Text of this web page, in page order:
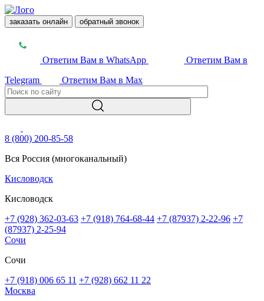
заказать онлайн обратный звонок
Ответим Вам в WhatsApp
Ответим Вам в
Telegram
Ответим Вам в Max
8 (800) 200-85-58
Вся Россия (многоканальный)
Кисловодск
Кисловодск
+7 (928) 362-03-63 +7 (918) 764-68-44 +7 (87937) 2-22-96 +7
(87937) 2-25-94
Сочи
Сочи
+7 (918) 006 65 11 +7 (928) 662 11 22
Москва